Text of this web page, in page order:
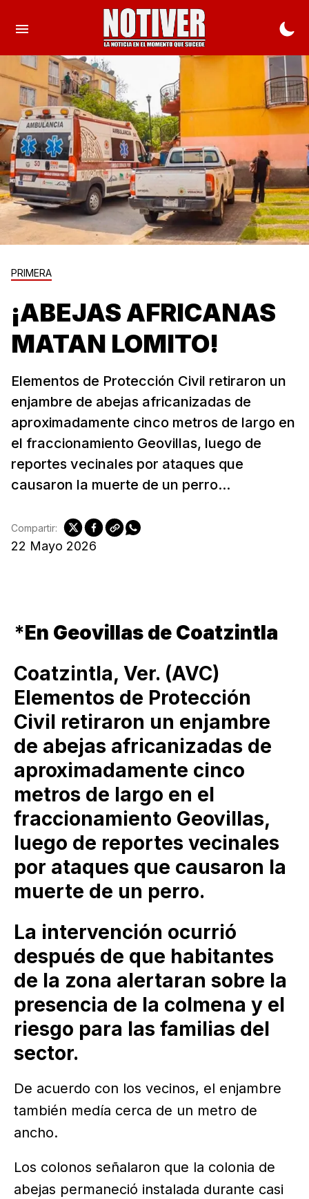
PRIMERA
¡ABEJAS AFRICANAS
MATAN LOMITO!
Elementos de Protección Civil retiraron un
enjambre de abejas africanizadas de
aproximadamente cinco metros de largo en
el fraccionamiento Geovillas, luego de
reportes vecinales por ataques que
causaron la muerte de un perro...
22 Mayo 2026
Compartir:
*En Geovillas de Coatzintla
Coatzintla, Ver. (AVC)
Elementos de Protección
Civil retiraron un enjambre
de abejas africanizadas de
aproximadamente cinco
metros de largo en el
fraccionamiento Geovillas,
luego de reportes vecinales
por ataques que causaron la
muerte de un perro.
La intervención ocurrió
después de que habitantes
de la zona alertaran sobre la
presencia de la colmena y el
riesgo para las familias del
sector.
De acuerdo con los vecinos, el enjambre
también medía cerca de un metro de
ancho.
Los colonos señalaron que la colonia de
abejas permaneció instalada durante casi